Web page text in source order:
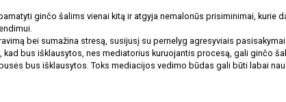
ginčo šalims vienai kitą ir atgyja nemalonūs prisiminimai, kurie
bei sumažina stresą, susijusį su pernelyg agresyviais
bus išklausytos, nes mediatorius kuruojantis procesą, gali ginčo
bus išklausytos. Toks mediacijos vedimo būdas gali būti labai